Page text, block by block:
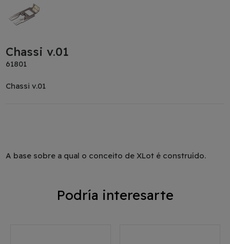
Chassi v.01
61801
Chassi v.01
A base sobre a qual o conceito de XLot é construído.
Podría interesarte